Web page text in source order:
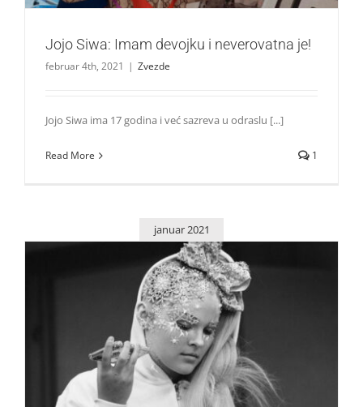
Jojo Siwa: Imam devojku i neverovatna je!
februar 4th, 2021 | Zvezde
Jojo Siwa ima 17 godina i već sazreva u odraslu [...]
Read More 1
januar 2021
Jojo Siwa: Srećna sam što sam deo LGBT+ zajednice!
Zvezde